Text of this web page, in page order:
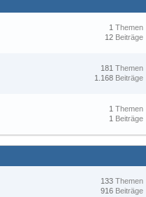
Themen
1
Beiträge
12
Themen
181
Beiträge
1.168
Themen
1
Beiträge
1
Themen
133
Beiträge
916